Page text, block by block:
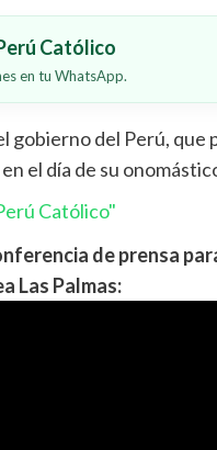
Católico
en tu WhatsApp.
gobierno del Perú, que
el día de su
Católico"
de prensa
Las Palmas: